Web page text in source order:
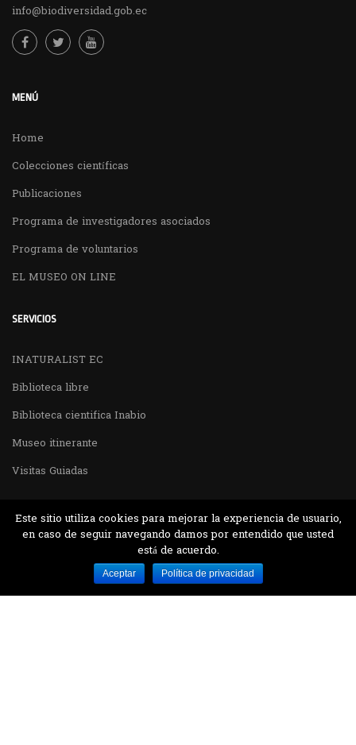
info@biodiversidad.gob.ec
MENÚ
Home
Colecciones científicas
Publicaciones
Programa de investigadores asociados
Programa de voluntarios
EL MUSEO ON LINE
SERVICIOS
INATURALIST EC
Biblioteca libre
Biblioteca cientifica Inabio
Museo itinerante
Visitas Guiadas
Desarrollado por MJTEC.
Este sitio utiliza cookies para mejorar la experiencia de usuario,
en caso de seguir navegando damos por entendido que usted
está de acuerdo.
Aceptar Política de privacidad